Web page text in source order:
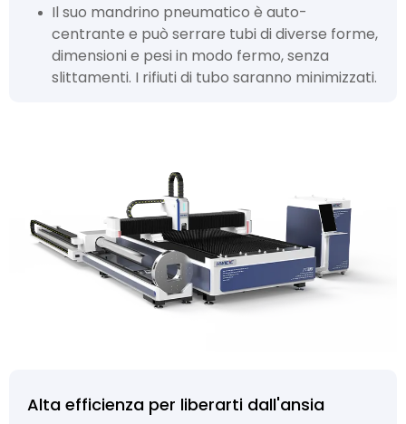
Il suo mandrino pneumatico è auto-
centrante e può serrare tubi di diverse forme,
dimensioni e pesi in modo fermo, senza
slittamenti. I rifiuti di tubo saranno minimizzati.
Alta efficienza per liberarti dall'ansia